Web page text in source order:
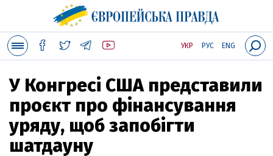
УКР РУС ENG
У Конгресі США представили
проєкт про фінансування
уряду, щоб запобігти
шатдауну